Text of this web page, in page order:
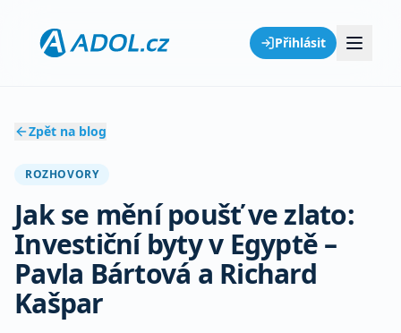
Přihlásit
Zpět na blog
ROZHOVORY
Jak se mění poušť ve zlato:
Investiční byty v Egyptě –
Pavla Bártová a Richard
Kašpar